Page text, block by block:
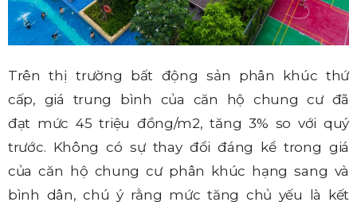
Trên thị trường bất động sản phân khúc thứ
cấp, giá trung bình của căn hộ chung cư đã
đạt mức 45 triệu đồng/m2, tăng 3% so với quý
trước. Không có sự thay đổi đáng kể trong giá
của căn hộ chung cư phân khúc hạng sang và
bình dân, chú ý rằng mức tăng chủ yếu là kết